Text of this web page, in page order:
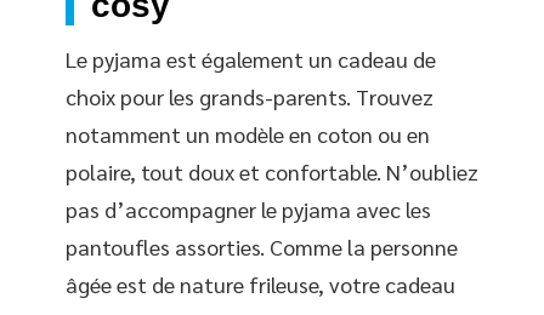
Le pyjama est également un cadeau de
choix pour les grands-parents. Trouvez
notamment un modèle en coton ou en
polaire, tout doux et confortable. N’oubliez
pas d’accompagner le pyjama avec les
pantoufles assorties. Comme la personne
âgée est de nature frileuse, votre cadeau